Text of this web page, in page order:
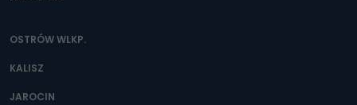
OSTRÓW WLKP.
KALISZ
JAROCIN